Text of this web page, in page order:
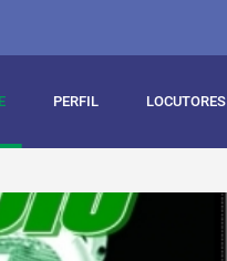
PERFIL LOCUTORES